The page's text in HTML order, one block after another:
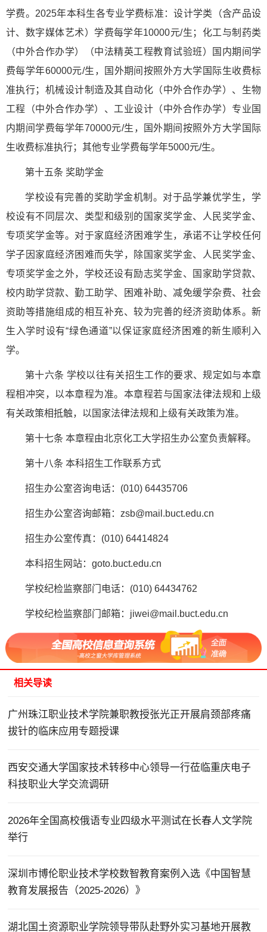
学费。2025年本科生各专业学费标准：设计学类（含产品设
计、数字媒体艺术）学费每学年10000元/生；化工与制药类
（中外合作办学）（中法精英工程教育试验班）国内期间学
费每学年60000元/生，国外期间按照外方大学国际生收费标
准执行；机械设计制造及其自动化（中外合作办学）、生物
工程（中外合作办学）、工业设计（中外合作办学）专业国
内期间学费每学年70000元/生，国外期间按照外方大学国际
生收费标准执行；其他专业学费每学年5000元/生。
第十五条 奖助学金
学校设有完善的奖助学金机制。对于品学兼优学生，学
校设有不同层次、类型和级别的国家奖学金、人民奖学金、
专项奖学金等。对于家庭经济困难学生，承诺不让学校任何
学子因家庭经济困难而失学，除国家奖学金、人民奖学金、
专项奖学金之外，学校还设有励志奖学金、国家助学贷款、
校内助学贷款、勤工助学、困难补助、减免缓学杂费、社会
资助等措施组成的相互补充、较为完善的经济资助体系。新
生入学时设有“绿色通道”以保证家庭经济困难的新生顺利入
学。
第十六条 学校以往有关招生工作的要求、规定如与本章
程相冲突，以本章程为准。本章程若与国家法律法规和上级
有关政策相抵触，以国家法律法规和上级有关政策为准。
第十七条 本章程由北京化工大学招生办公室负责解释。
第十八条 本科招生工作联系方式
招生办公室咨询电话：(010) 64435706
招生办公室咨询邮箱：zsb@mail.buct.edu.cn
招生办公室传真：(010) 64414824
本科招生网站：goto.buct.edu.cn
学校纪检监察部门电话：(010) 64434762
学校纪检监察部门邮箱：jiwei@mail.buct.edu.cn
相关导读
广州珠江职业技术学院兼职教授张光正开展肩颈部疼痛
拔针的临床应用专题授课
西安交通大学国家技术转移中心领导一行莅临重庆电子
科技职业大学交流调研
2026年全国高校俄语专业四级水平测试在长春人文学院
举行
深圳市博伦职业技术学校数智教育案例入选《中国智慧
教育发展报告（2025-2026）》
湖北国土资源职业学院领导带队赴野外实习基地开展教